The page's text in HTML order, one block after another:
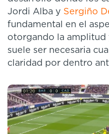
Jordi Alba y Sergiño
fundamental en el
otorgando la
suele ser necesaria
claridad por dentro